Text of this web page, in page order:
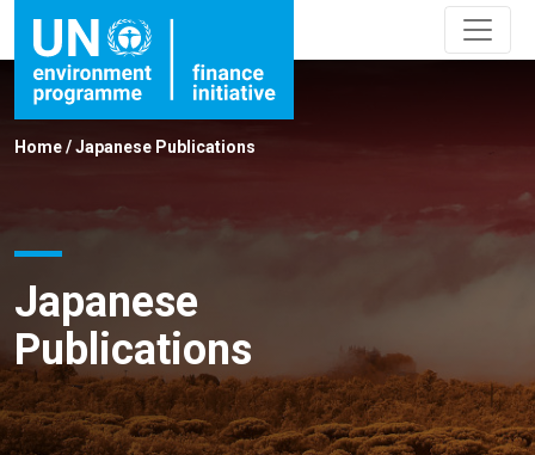
Home/Japanese Publications
Japanese
Publications